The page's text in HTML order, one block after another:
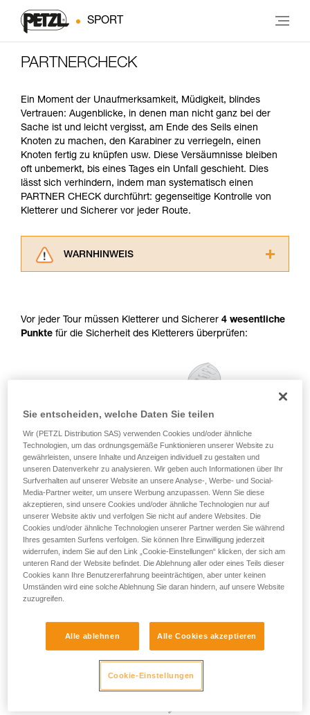
SPORT
PARTNERCHECK
Ein Moment der Unaufmerksamkeit, Müdigkeit, blindes
Vertrauen: Augenblicke, in denen man nicht ganz bei der
Sache ist und leicht vergisst, am Ende des Seils einen
Knoten zu machen, den Karabiner zu verriegeln, einen
Knoten fertig zu knüpfen usw. Diese Versäumnisse bleiben
oft unbemerkt, bis eines Tages ein Unfall geschieht. Dies
lässt sich verhindern, indem man systematisch einen
PARTNER CHECK durchführt: gegenseitige Kontrolle von
Kletterer und Sicherer vor jeder Route.
WARNHINWEIS
ziehen. Um diese Zusatzinformationen
verstehen zu können, müssen Sie zuerst die in
Informationen richtig verstanden haben.
Die Beherrschung dieser Techniken setzt eine
einem Profi, ob Sie in der Lage sind, den
Vorgang alleine sicher zu wiederholen, bevor
Sie ihn eigenständig durchführen.
Wir geben Beispiele für die mit Ihrer Aktivität
verbundenen Techniken. Möglicherweise gibt es
noch andere Techniken, die hier nicht
beschrieben werden.
Vor jeder Tour müssen Kletterer und Sicherer 4 wesentliche
Punkte für die Sicherheit des Kletterers überprüfen:
Sie entscheiden, welche Daten Sie teilen
Wir (PETZL Distribution SAS) verwenden Cookies und/oder ähnliche
Technologien, um das ordnungsgemäße Funktionieren unserer Website zu
gewährleisten, unsere Inhalte und Anzeigen individuell zu gestalten und
unseren Datenverkehr zu analysieren. Wir geben auch Informationen über Ihr
Surfverhalten auf unserer Website an unsere Analyse-, Werbe- und Social-
Media-Partner weiter, um unsere Werbung anzupassen. Wenn Sie diese
akzeptieren, sind unsere Cookies und/oder ähnliche Technologien nur auf
unserer Website aktiv und verfolgen Sie nicht auf andere Websites. Die
Cookies und/oder ähnliche Technologien unserer Partner werden Sie während
Ihres gesamten Surfens verfolgen. Sie können Ihre Einwilligung jederzeit
widerrufen, indem Sie auf den Link „Cookie-Einstellungen“ klicken, der sich am
unteren Rand der Website befindet. Die Ablehnung aller oder eines Teils dieser
Cookies kann Ihre Benutzererfahrung beeinträchtigen, aber unter keinen
Umständen wird eine solche Ablehnung Sie daran hindern, auf unsere Website
zuzugreifen.
Alle ablehnen Alle Cookies akzeptieren
Cookie-Einstellungen